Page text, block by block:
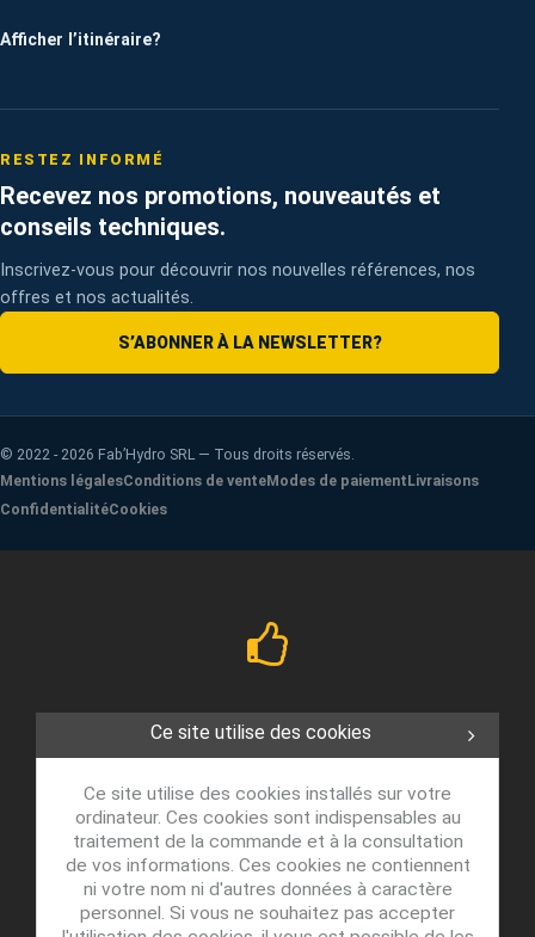
Afficher l’itinéraire?
RESTEZ INFORMÉ
Recevez nos promotions, nouveautés et
conseils techniques.
Inscrivez-vous pour découvrir nos nouvelles références, nos
offres et nos actualités.
S’ABONNER À LA NEWSLETTER?
© 2022 - 2026 Fab’Hydro SRL — Tous droits réservés.
Mentions légalesConditions de venteModes de paiementLivraisons
ConfidentialitéCookies
Ce site utilise des cookies
Ce site utilise des cookies installés sur votre
ordinateur. Ces cookies sont indispensables au
traitement de la commande et à la consultation
de vos informations. Ces cookies ne contiennent
ni votre nom ni d'autres données à caractère
personnel. Si vous ne souhaitez pas accepter